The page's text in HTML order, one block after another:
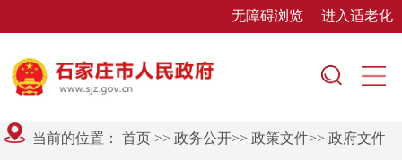
无障碍浏览 进入适老化
当前的位置： 首页 >> 政务公开>> 政策文件>> 政府文件